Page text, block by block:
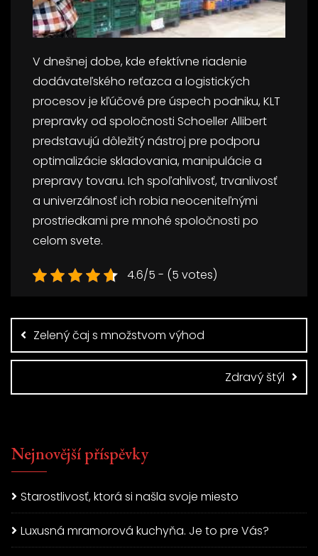
V dnešnej dobe, kde efektívne riadenie
dodávateľského reťazca a logistických
procesov je kľúčové pre úspech podniku, KLT
prepravky od spoločnosti Schoeller Allibert
predstavujú dôležitý nástroj pre podporu
optimalizácie skladovania, manipulácie a
prepravy tovaru. Ich spoľahlivosť, trvanlivosť
a univerzálnosť ich robia neoceniteľnými
prostriedkami pre mnohé spoločnosti po
celom svete.
4.6/5 - (5 votes)
Navigace
pro
příspěvek
Zelený čaj s množstvom výhod
Zdravý štýl
Nejnovější příspěvky
Starostlivosť, ktorá si našla svoje miesto
Luxusná mramorová kuchyňa. Je to pre Vás?